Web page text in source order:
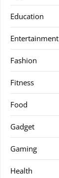
Education
Entertainment
Fashion
Fitness
Food
Gadget
Gaming
Health